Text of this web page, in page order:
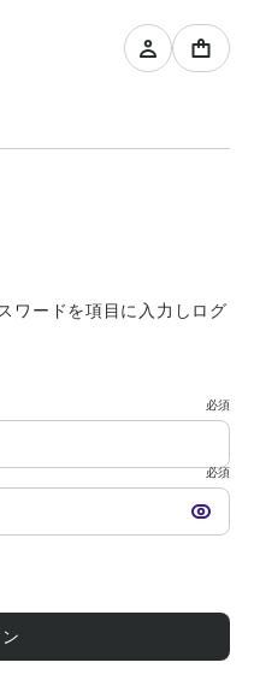
ワードを項目に入力しログ
必須
必須